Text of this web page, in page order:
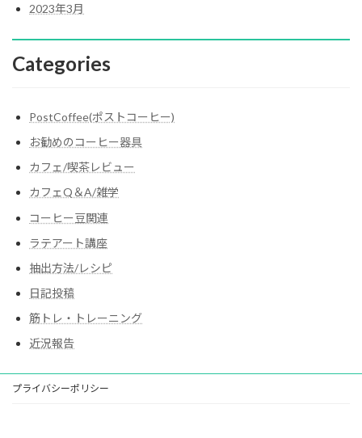
2023年3月
Categories
PostCoffee(ポストコーヒー)
お勧めのコーヒー器具
カフェ/喫茶レビュー
カフェQ＆A/雑学
コーヒー豆関連
ラテアート講座
抽出方法/レシピ
日記投稿
筋トレ・トレーニング
近況報告
プライバシーポリシー